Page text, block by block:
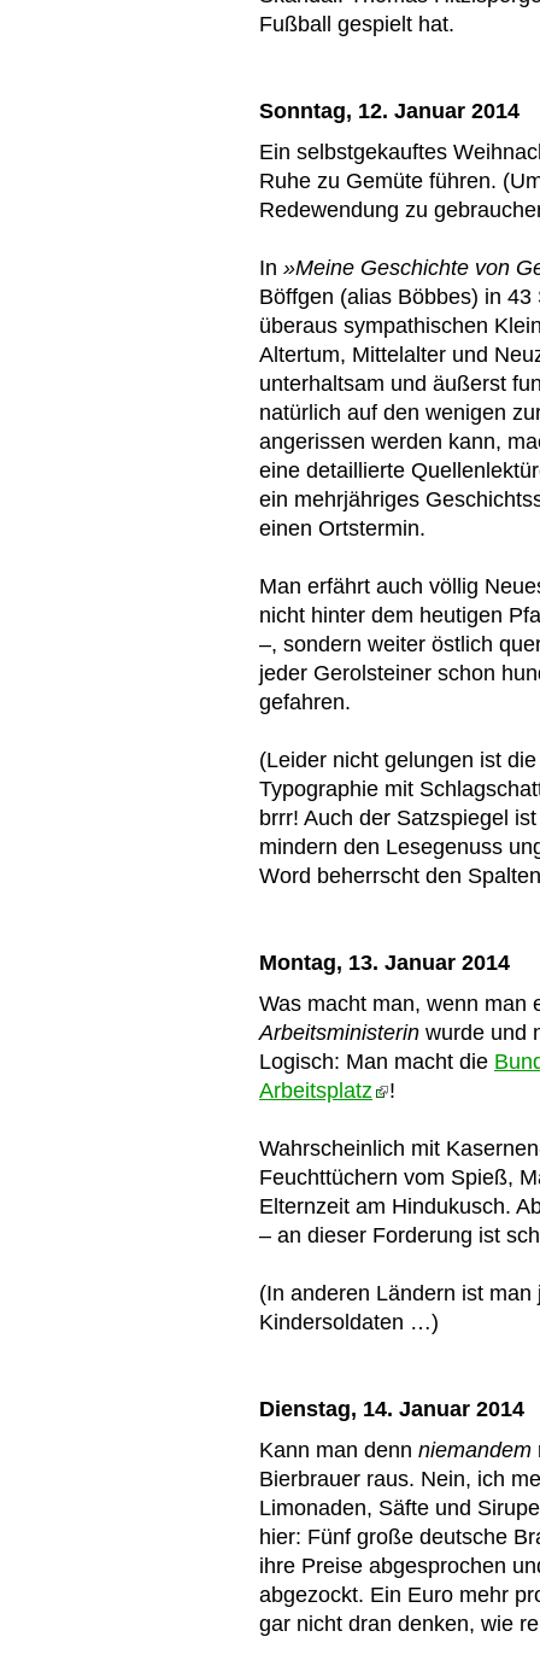
Fußball gespielt hat.
Sonntag, 12. Januar 2014
Ein selbstgekauftes
Ruhe zu Gemüte führen.
Redewendung zu
In »Meine Geschichte von
Böffgen (alias Böbbes) in
überaus sympathischen
Altertum, Mittelalter und
unterhaltsam und äußerst
natürlich auf den wenigen
angerissen werden kann,
eine detaillierte
ein mehrjähriges
einen Ortstermin.
Man erfährt auch völlig
nicht hinter dem heutigen
–, sondern weiter östlich
jeder Gerolsteiner schon
gefahren.
(Leider nicht gelungen ist
Typographie mit
brrr! Auch der Satzspiegel
mindern den Lesegenuss
Word beherrscht den
Montag, 13. Januar 2014
Was macht man, wenn man
Arbeitsministerin wurde und
Logisch: Man macht die
Arbeitsplatz
!
Wahrscheinlich mit
Feuchttüchern vom Spieß,
Elternzeit am Hindukusch.
– an dieser Forderung ist
(In anderen Ländern ist
Kindersoldaten …)
Dienstag, 14. Januar 2014
Kann man denn niemandem
Bierbrauer raus. Nein, ich
Limonaden, Säfte und
hier: Fünf große deutsche
ihre Preise abgesprochen
abgezockt. Ein Euro mehr
gar nicht dran denken, wie